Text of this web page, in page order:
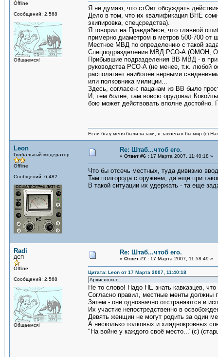
Offline
Сообщений: 2,568
Общаемся!
Я не думаю, что стОит обсуждать
Дело в том, что их квалификация ВНЕ
экипировка, спецсредства).
Я говорил на Правдабесе, что главной
примерно диаметром в метров 500-700 от
Местное МВД по определению с такой
Спецподразделения МВД РСО-А (ОМОН,
Прибывшие подразделения ВВ МВД - в
руководства РСО-А (не менее, т.к. любой
располагает наиболее верными
или полковника милиции...
Здесь, согласен: пацанам из ВВ было
И, тем более, там вовсю орудовал
бою может действовать вполне
Если бы у меня были казаки, я завоевал бы мир (с)
Leon
Глобальный модератор
Offline
Сообщений: 6,482
Re: Штаб...чтоб его.
« Ответ #6 : 17 Марта 2007, 11:40:18 »
Что бы отсечь местных, туда дивизию
Там полгорода с оружием, да еще при
В такой ситуации их удержать - та еще
Radi
ДСП
Offline
Сообщений: 2,568
Общаемся!
Re: Штаб...чтоб его.
« Ответ #7 : 17 Марта 2007, 11:58:49 »
Цитата: Leon от 17 Марта 2007, 11:40:18
Архисложно.
Не то слово! Надо НЕ знать кавказцев,
Согласно правил, местные менты должны
Затем - они однозначно отстраняются и
Их участие непостредственно в
Девять женщин не могут родить за один
А несколько толковых и хладнокровных
"На войне у каждого своё место..."(с)